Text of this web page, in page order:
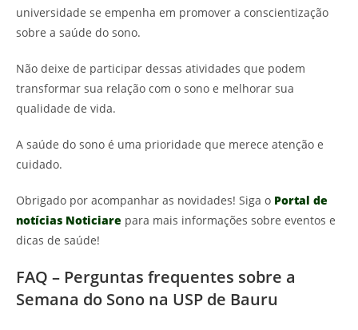
universidade se empenha em promover a conscientização
sobre a saúde do sono.
Não deixe de participar dessas atividades que podem
transformar sua relação com o sono e melhorar sua
qualidade de vida.
A saúde do sono é uma prioridade que merece atenção e
cuidado.
Obrigado por acompanhar as novidades! Siga o Portal de
notícias Noticiare para mais informações sobre eventos e
dicas de saúde!
FAQ – Perguntas frequentes sobre a
Semana do Sono na USP de Bauru